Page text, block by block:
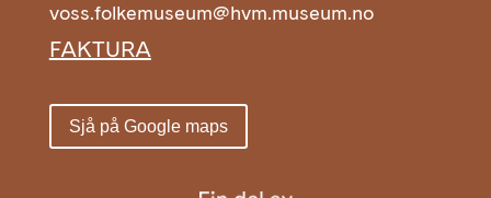
voss.folkemuseum@hvm.museum.no
FAKTURA
Sjå på Google maps